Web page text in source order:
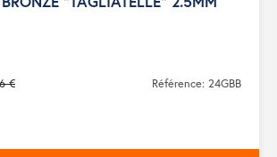
€ Référence: 24GBB